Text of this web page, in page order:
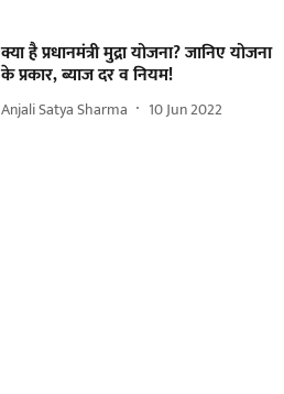
क्या है प्रधानमंत्री मुद्रा योजना? जानिए योजना
के प्रकार, ब्याज दर व नियम!
Anjali Satya Sharma 10 Jun 2022